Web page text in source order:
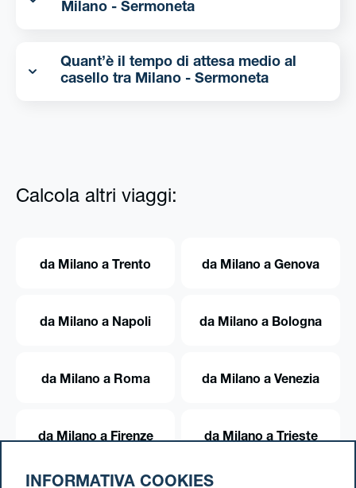
Milano - Sermoneta
Quant’è il tempo di attesa medio al
casello tra Milano - Sermoneta
Calcola altri viaggi:
da Milano a Trento da Milano a Genova
da Milano a Napoli da Milano a Bologna
da Milano a Roma da Milano a Venezia
da Milano a Firenze da Milano a Trieste
INFORMATIVA COOKIES